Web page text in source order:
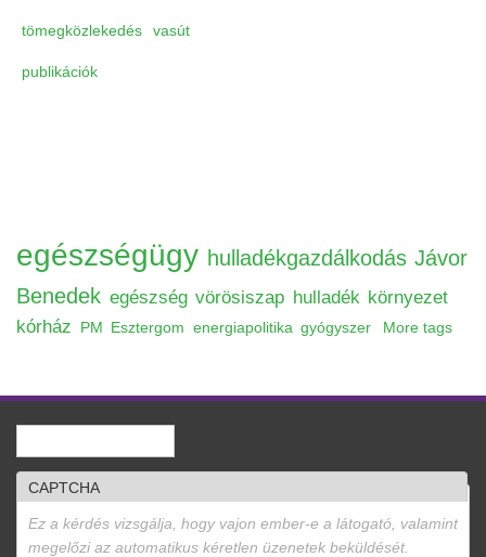
tömegközlekedés vasút
publikációk
egészségügy hulladékgazdálkodás Jávor
Benedek egészség vörösiszap hulladék környezet
kórház
PM Esztergom energiapolitika gyógyszer More tags
CAPTCHA
Ez a kérdés vizsgálja, hogy vajon ember-e a látogató, valamint
megelőzi az automatikus kéretlen üzenetek beküldését.